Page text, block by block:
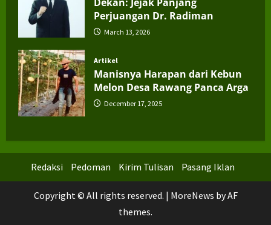
Perjuangan Dr. Radiman
March 13, 2026
Artikel
Manisnya Harapan dari Kebun
Melon Desa Rawang Panca Arga
December 17, 2025
Redaksi Pedoman Kirim Tulisan Pasang Iklan
Copyright © All rights reserved. | MoreNews by AF
themes.